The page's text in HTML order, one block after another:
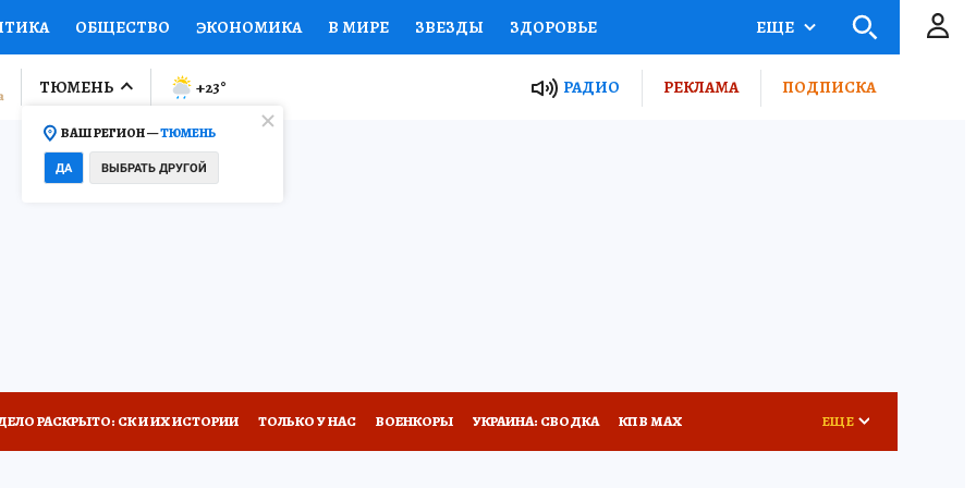
ОБЩЕСТВО ЭКОНОМИКА В МИРЕ ЗВЕЗДЫ ЗДОРОВЬЕ
ПРОИСШЕСТВИЯ НАЦИОНАЛЬНЫЕ ПРОЕКТЫ РОССИИ
ОТКРЫВАЕМ МИР Я ЗНАЮ
ПРОМОКОДЫ СЕРИАЛЫ
ЕЩЕ
ТЮМЕНЬ
ВАШ РЕГИОН —ТЮМЕНЬ
ДА ВЫБРАТЬ ДРУГОЙ
+23° РАДИО РЕКЛАМА ПОДПИСКА
РАСКРЫТО: СК И ИХ ИСТОРИИ ТОЛЬКО У НАС ВОЕНКОРЫ УКРАИНА: СВОДКА КП В МАХ ЕЩЕ